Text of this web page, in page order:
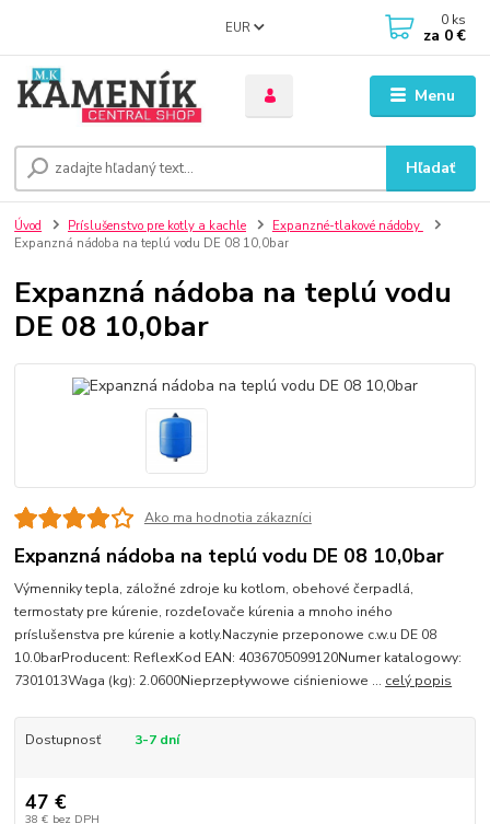
Menu
EUR
Hľadať
0 ks
za 0 €
Úvod Príslušenstvo pre kotly a kachle
Expanzné-tlakové nádoby
Expanzná nádoba na teplú vodu DE 08 10,0bar
Expanzná nádoba na teplú vodu
DE 08 10,0bar
Ako ma hodnotia zákazníci
Expanzná nádoba na teplú vodu DE 08 10,0bar
Výmenniky tepla, záložné zdroje ku kotlom, obehové čerpadlá,
termostaty pre kúrenie, rozdeľovače kúrenia a mnoho iného
príslušenstva pre kúrenie a kotly.Naczynie przeponowe c.w.u DE 08
10.0barProducent: ReflexKod EAN: 4036705099120Numer katalogowy:
7301013Waga (kg): 2.0600Nieprzepływowe ciśnieniowe ... celý popis
Dostupnosť 3-7 dní
47 €
38 € bez DPH